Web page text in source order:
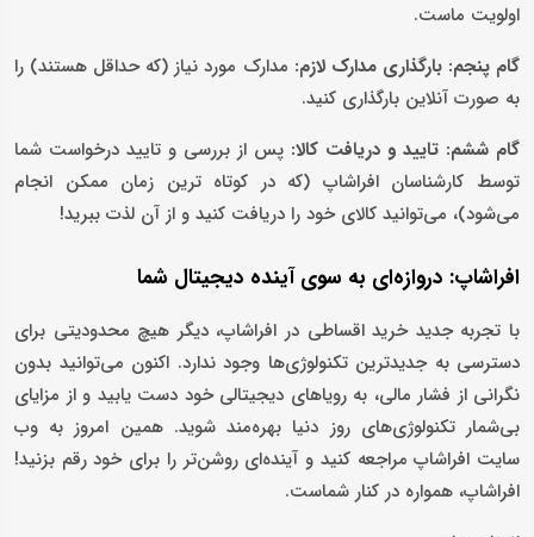
اولویت ماست.
گام پنجم: بارگذاری مدارک لازم: مدارک مورد نیاز (که حداقل هستند) را
به صورت آنلاین بارگذاری کنید.
گام ششم: تایید و دریافت کالا: پس از بررسی و تایید درخواست شما
توسط کارشناسان افراشاپ (که در کوتاه ‌ترین زمان ممکن انجام
می‌شود)، می‌توانید کالای خود را دریافت کنید و از آن لذت ببرید!
افراشاپ: دروازه‌ای به سوی آینده دیجیتال شما
با تجربه جدید خرید اقساطی در افراشاپ، دیگر هیچ محدودیتی برای
دسترسی به جدیدترین تکنولوژی‌ها وجود ندارد. اکنون می‌توانید بدون
نگرانی از فشار مالی، به رویاهای دیجیتالی خود دست یابید و از مزایای
بی‌شمار تکنولوژی‌های روز دنیا بهره‌مند شوید. همین امروز به وب
‌سایت افراشاپ مراجعه کنید و آینده‌ای روشن‌تر را برای خود رقم بزنید!
افراشاپ، همواره در کنار شماست.